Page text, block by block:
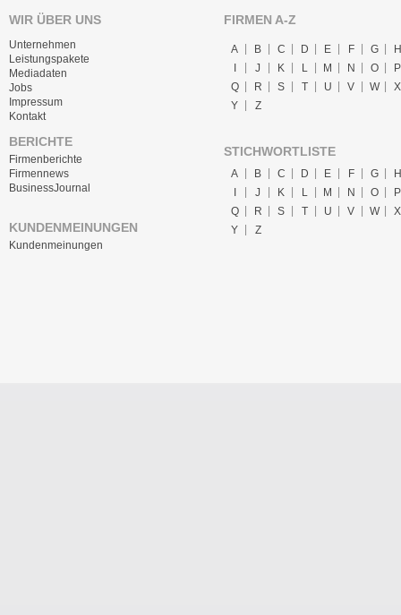
WIR ÜBER UNS
Unternehmen
Leistungspakete
Mediadaten
Jobs
Impressum
Kontakt
BERICHTE
Firmenberichte
Firmennews
BusinessJournal
KUNDENMEINUNGEN
Kundenmeinungen
FIRMEN A-Z
A B C D E F G
H
J K L M N O
P
Q
R S T U V W
X
Y
Z
STICHWORTLISTE
A B C D E F G
H
I
J K L M N O
P
Q
R S T U V W
X
Y
Z